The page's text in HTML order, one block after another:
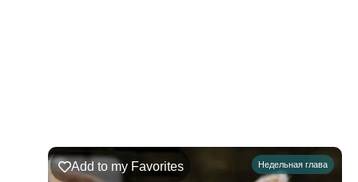
Ръэ
02.08.2026
Недельная глава
Add to my Favorites